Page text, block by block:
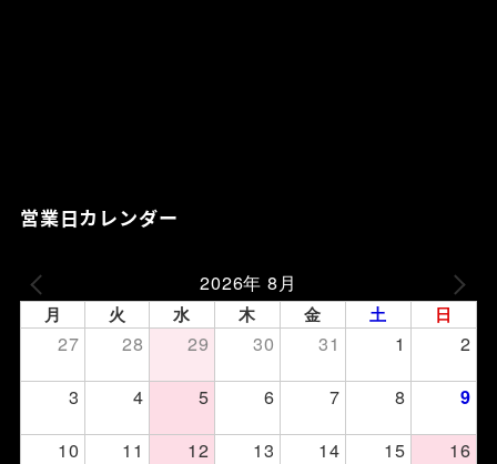
営業日カレンダー
2026年 8月
月 火 水 木 金 土 日
27 28 29 30 31 1
2
3
4 5 6 7 8 9
10 11 12 13 14 15
16